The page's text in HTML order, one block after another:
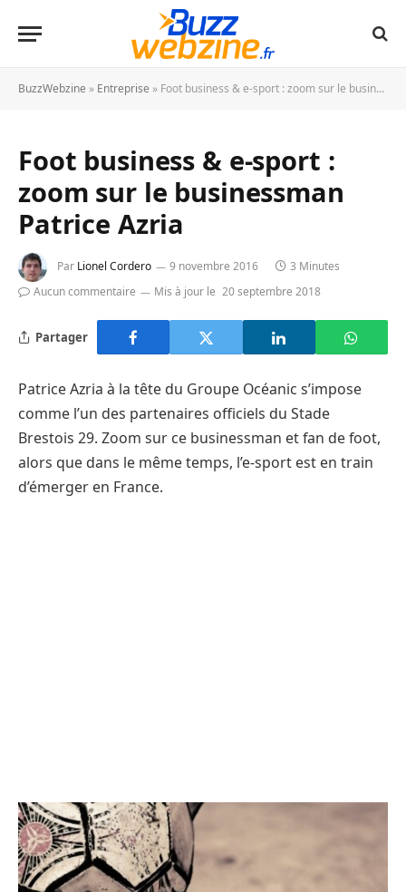
BuzzWebzine » Entreprise » Foot business & e-sport : zoom sur le businessman Patrice Azria
Foot business & e-sport :
zoom sur le businessman
Patrice Azria
Par Lionel Cordero 9 novembre 2016
3 Minutes
Aucun commentaire
Mis à jour le 20 septembre 2018
Partager
Patrice Azria à la tête du Groupe Océanic s’impose
comme l’un des partenaires officiels du Stade
Brestois 29. Zoom sur ce businessman et fan de foot,
alors que dans le même temps, l’e-sport est en train
d’émerger en France.